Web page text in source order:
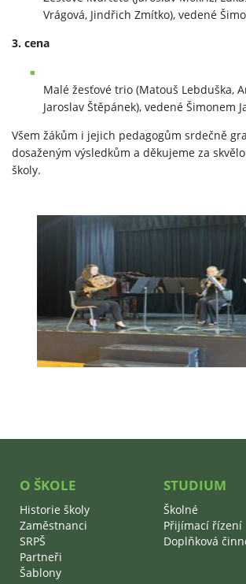
Vrágová, Jindřich Zmítko), vedené
3. cena
Malé žesťové trio (Matouš Lebduška,
Jaroslav Štěpánek), vedené Šimonem
Všem žákům i jejich pedagogům srdečně
dosaženým výsledkům a děkujeme za
školy.
O ŠKOLE
Historie školy
Zaměstnanci
SRPŠ
Partneři
Šablony
STUDIUM
Školné
Přijímací řízení
Doplňková